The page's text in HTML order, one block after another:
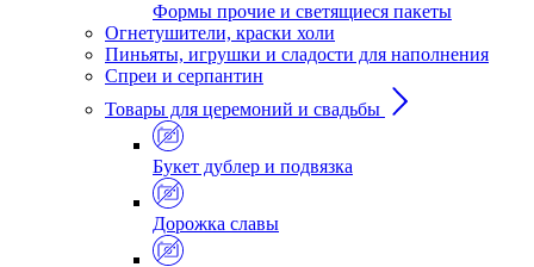
Формы прочие и светящиеся пакеты
Огнетушители, краски холи
Пиньяты, игрушки и сладости для наполнения
Спреи и серпантин
Товары для церемоний и свадьбы
Букет дублер и подвязка
Дорожка славы